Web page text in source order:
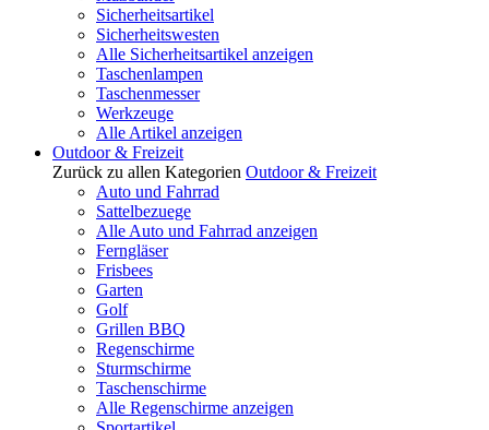
Sicherheitsartikel
Sicherheitswesten
Alle Sicherheitsartikel anzeigen
Taschenlampen
Taschenmesser
Werkzeuge
Alle Artikel anzeigen
Outdoor & Freizeit
Zurück zu allen Kategorien Outdoor & Freizeit
Auto und Fahrrad
Sattelbezuege
Alle Auto und Fahrrad anzeigen
Ferngläser
Frisbees
Garten
Golf
Grillen BBQ
Regenschirme
Sturmschirme
Taschenschirme
Alle Regenschirme anzeigen